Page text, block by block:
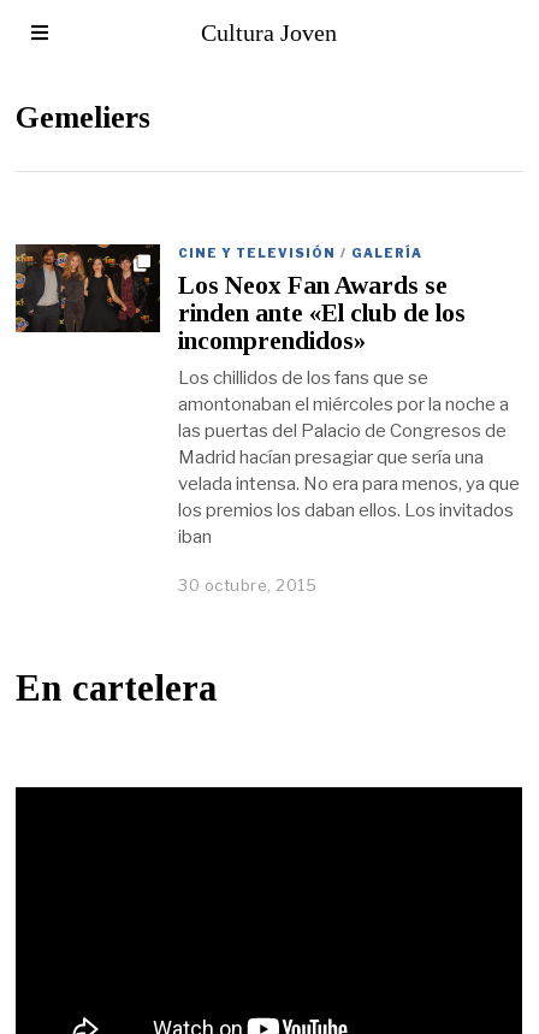
Cultura Joven
Gemeliers
CINE Y TELEVISIÓN / GALERÍA
Los Neox Fan Awards se
rinden ante «El club de los
incomprendidos»
Los chillidos de los fans que se
amontonaban el miércoles por la noche a
las puertas del Palacio de Congresos de
Madrid hacían presagiar que sería una
velada intensa. No era para menos, ya que
los premios los daban ellos. Los invitados
iban
30 octubre, 2015
En cartelera